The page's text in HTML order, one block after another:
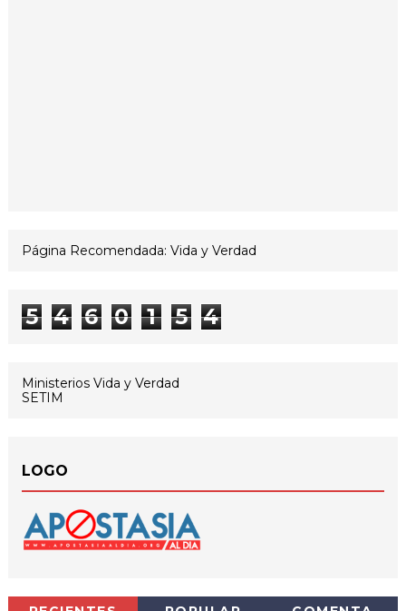
Página Recomendada: Vida y Verdad
5 4 6 0 1 5 4
Ministerios Vida y Verdad
SETIM
LOGO